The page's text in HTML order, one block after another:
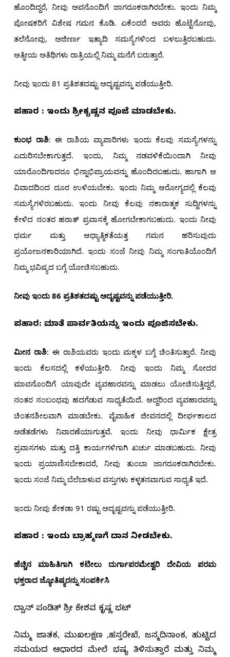
ಹೊಂದಿದ್ದರೆ, ನೀವು ಅವನೊಂದಿಗೆ ಜಾಗರೂಕರಾಗಿರಬೇಕು. ಇಂದು ನಿಮ್ಮ
ಪೋಷಕರಿಗೆ ವಿಶೇಷ ಗಮನ ಕೊಡಿ. ಏಕೆಂದರೆ ಅವರು ಹೊಟ್ಟೆನೋವು,
ತಲೆನೋವು, ಅಜೀರ್ಣ ಇತ್ಯಾದಿ ಸಮಸ್ಯೆಗಳಿಂದ ಬಳಲುತ್ತಿರಬಹುದು.
ಆತ್ಮೀಯ ಅತಿಥಿಗಳು ರಾತ್ರಿಯಲ್ಲಿ ನಿಮ್ಮ ಮನೆಗೆ ಬರುತ್ತಾರೆ.
ನೀವು ಇಂದು 81 ಪ್ರತಿಶತದಷ್ಟು ಅದೃಷ್ಟವನ್ನು ಪಡೆಯುತ್ತೀರಿ.
ಪರಿಹಾರ : ಇಂದು ಶ್ರೀಕೃಷ್ಣನ ಪೂಜೆ ಮಾಡಬೇಕು.
ಕುಂಭ ರಾಶಿ: ಈ ರಾಶಿಯ ವ್ಯಾಪಾರಿಗಳು ಇಂದು ಕೆಲವು ಸಮಸ್ಯೆಗಳನ್ನು
ಎದುರಿಸಬೇಕಾಗುತ್ತದೆ. ಇಂದು, ನಿಮ್ಮ ನಡವಳಿಕೆಯಿಂದಾಗಿ ನೀವು
ಯಾರೊಂದಿಗಾದರೂ ಭಿನ್ನಾಭಿಪ್ರಾಯವನ್ನು ಹೊಂದಿರಬಹುದು. ಹಾಗಾಗಿ ಆ
ವಿವಾದದಿಂದ ದೂರ ಉಳಿಯಬೇಕು. ಇಂದು ನಿಮ್ಮ ಆರೋಗ್ಯದಲ್ಲಿ ಕೆಲವು
ಸಮಸ್ಯೆಗಳಿರಬಹುದು. ಇಂದು ನೀವು ಕೆಲವು ನಕಾರಾತ್ಮಕ ಸುದ್ದಿಗಳನ್ನು
ಕೇಳಿದ ನಂತರ ಹಠಾತ್ ಪ್ರವಾಸಕ್ಕೆ ಹೋಗಬೇಕಾಗಬಹುದು. ಇಂದು ನೀವು
ಧರ್ಮ ಮತ್ತು ಆಧ್ಯಾತ್ಮಿಕತೆಯತ್ತ ಗಮನ ಹರಿಸುವುದು
ಪ್ರಯೋಜನಕಾರಿಯಾಗಿದೆ. ಇಂದು ಸಂಜೆ ನೀವು ನಿಮ್ಮ ಸಂಗಾತಿಯೊಂದಿಗೆ
ನಿಮ್ಮ ಭವಿಷ್ಯದ ಬಗ್ಗೆ ಯೋಚಿಸಬಹುದು.
ನೀವು ಇಂದು 86 ಪ್ರತಿಶತದಷ್ಟು ಅದೃಷ್ಟವನ್ನು ಪಡೆಯುತ್ತೀರಿ.
ಪರಿಹಾರ: ಮಾತೆ ಪಾರ್ವತಿಯನ್ನು ಇಂದು ಪೂಜಿಸಬೇಕು.
ಮೀನ ರಾಶಿ: ಈ ರಾಶಿಯವರು ಇಂದು ಮಕ್ಕಳ ಬಗ್ಗೆ ಚಿಂತಿಸುತ್ತಾರೆ. ನೀವು
ಇಂದು ಕೆಲಸದಲ್ಲಿ ಕಳೆಯುತ್ತೀರಿ. ನೀವು ಇಂದು ನಿಮ್ಮ ಸೋದರ
ಮಾವನೊಂದಿಗೆ ಯಾವುದೇ ವ್ಯವಹಾರವನ್ನು ಮಾಡಲು ಯೋಚಿಸುತ್ತಿದ್ದರೆ,
ನಂತರ ಸಂಬಂಧವು ಹದಗೆಡುವ ಸಾಧ್ಯತೆಯಿದೆ. ಆದ್ದರಿಂದ ವ್ಯವಹಾರವನ್ನು
ಚಿಂತನಶೀಲವಾಗಿ ಮಾಡಬೇಕು. ವೈವಾಹಿಕ ಜೀವನದಲ್ಲಿ ದೀರ್ಘಕಾಲದ
ಅಡೆತಡೆಗಳು ನಿವಾರಣೆಯಾಗುತ್ತವೆ. ಇಂದು ನೀವು ಧಾರ್ಮಿಕ ಕ್ಷೇತ್ರ
ಪ್ರವಾಸಗಳು ಮತ್ತು ದತ್ತಿ ಕಾರ್ಯಗಳಿಗಾಗಿ ಖರ್ಚು ಮಾಡಬಹುದು. ನೀವು
ಇಂದು ಪ್ರಯಾಣಿಸಬೇಕಾದರೆ, ನೀವು ತುಂಬಾ ಜಾಗರೂಕರಾಗಿರಬೇಕು.
ಇಂದು ಸಂಜೆ ನಿಮ್ಮ ಬೆಲೆಬಾಳುವ ವಸ್ತುಗಳು ಕಳ್ಳತನವಾಗುವ ಸಾಧ್ಯತೆ ಇದೆ.
ಇಂದು ನೀವು ಶೇಕಡಾ 91 ರಷ್ಟು ಅದೃಷ್ಟವನ್ನು ಪಡೆಯುತ್ತೀರಿ.
ಪರಿಹಾರ : ಇಂದು ಬ್ರಾಹ್ಮಣರಿಗೆ ದಾನ ನೀಡಬೇಕು.
ಹೆಚ್ಚಿನ ಮಾಹಿತಿಗಾಗಿ ಕಟೀಲು ದುರ್ಗಾಪರಮೇಶ್ವರಿ ದೇವಿಯ ಪರಮ
ಭಕ್ತರಾದ ಜ್ಯೋತಿಷ್ಯರನ್ನು ಸಂಪರ್ಕಿಸಿ
ವಿದ್ವಾನ್ ಪಂಡಿತ್ ಶ್ರೀ ಕೇಶವ ಕೃಷ್ಣ ಭಟ್
ನಿಮ್ಮ ಜಾತಕ, ಮುಖಲಕ್ಷಣ ,ಹಸ್ತರೇಖೆ, ಜನ್ಮದಿನಾಂಕ, ಹುಟ್ಟಿದ
ಸಮಯದ ಆಧಾರದ ಮೇಲೆ ಭವಿಷ್ಯ ತಿಳಿಸುತ್ತಾರೆ ಮತ್ತು ನಿಮ್ಮ